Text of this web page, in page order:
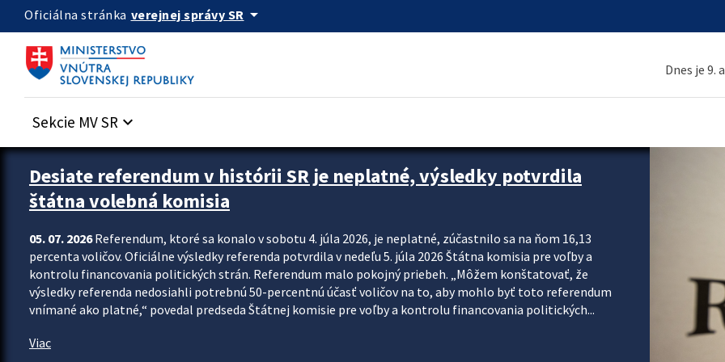
Preskocit na hlavný obsah
Oficiálna stránka verejnej správy SR arrow_drop_down
Dnes je 9.
Sekcie MV SR keyboard_arrow_down
Zastavit automatický posun upútavok
Desiate referendum v histórii SR je neplatné, výsledky potvrdila
štátna volebná komisia
05. 07. 2026Referendum, ktoré sa konalo v sobotu 4. júla 2026, je neplatné, zúčastnilo sa na ňom 16,13
percenta voličov. Oficiálne výsledky referenda potvrdila v nedeľu 5. júla 2026 Štátna komisia pre voľby a
kontrolu financovania politických strán. Referendum malo pokojný priebeh. „Môžem konštatovať, že
výsledky referenda nedosiahli potrebnú 50-percentnú účasť voličov na to, aby mohlo byť toto referendum
vnímané ako platné,“ povedal predseda Štátnej komisie pre voľby a kontrolu financovania politických...
Viac